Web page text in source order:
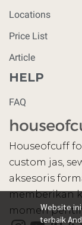
Website
terbaik
Locations
Price List
Article
HELP
FAQ
Houseofcuff
custom jas,
aksesoris
memberikan
momen